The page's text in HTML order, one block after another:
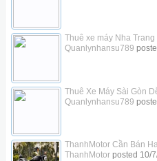
Thuê xe máy Nha
Quanlynhansu789
Thuê Xe Máy Sài Gòn
Quanlynhansu789
ThanhMotor Cần Bán
ThanhMotorposted 10/